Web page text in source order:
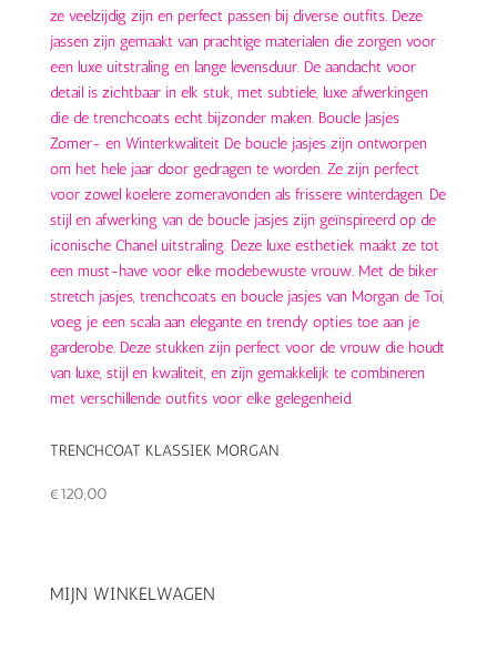
TRENCHCOAT KLASSIEK MORGAN
€120,00
MIJN WINKELWAGEN